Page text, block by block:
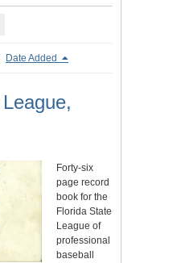
Date Added
Forty-six
page record
book for the
Florida State
League of
professional
baseball